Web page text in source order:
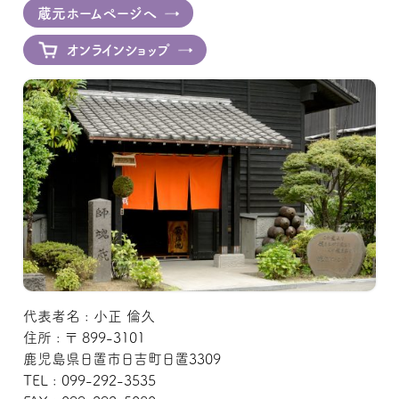
蔵元ホームページへ
オンラインショップ
代表者名 : 小正 倫久
住所 : 〒 899-3101
鹿児島県日置市日吉町日置3309
TEL : 099-292-3535